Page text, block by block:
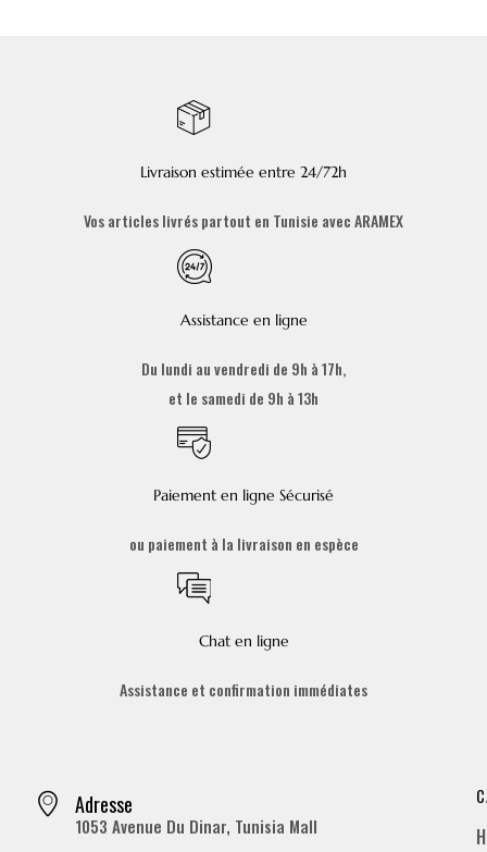
Livraison estimée entre 24/72h
Vos articles livrés partout en Tunisie avec ARAMEX
Assistance en ligne
Du lundi au vendredi de 9h à 17h,
et le samedi de 9h à 13h
Paiement en ligne Sécurisé
ou paiement à la livraison en espèce
Chat en ligne
Assistance et confirmation immédiates
Adresse
1053 Avenue Du Dinar, Tunisia Mall